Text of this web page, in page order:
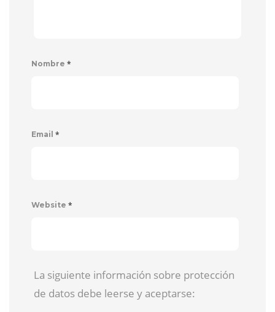
Nombre *
Email *
Website *
La siguiente información sobre protección
de datos debe leerse y aceptarse: